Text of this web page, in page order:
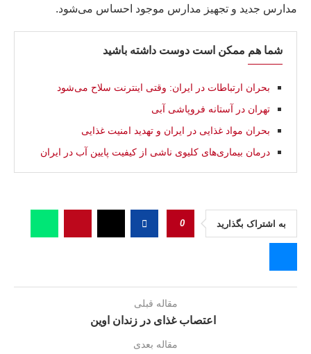
مدارس جدید و تجهیز مدارس موجود احساس می‌شود.
شما هم ممکن است دوست داشته باشید
بحران ارتباطات در ایران: وقتی اینترنت سلاح می‌شود
تهران در آستانه فروپاشی آبی
بحران مواد غذایی در ايران و تهدید امنیت غذایی
درمان بیماری‌های کلیوی ناشی از کیفیت پایین آب در ایران
به اشتراک بگذارید 0
مقاله قبلی
اعتصاب غذای در زندان اوین
مقاله بعدی